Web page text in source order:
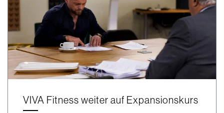
VIVA Fitness weiter auf Expansionskurs